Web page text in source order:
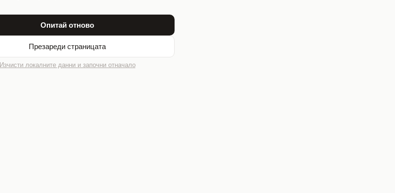
Опитай отново
Презареди страницата
Изчисти локалните данни и започни отначало